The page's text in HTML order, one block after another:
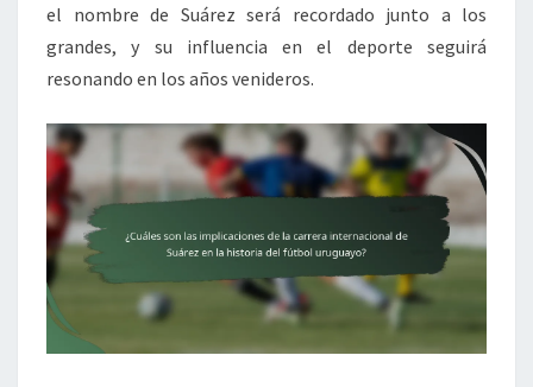
el nombre de Suárez será recordado junto a los
grandes, y su influencia en el deporte seguirá
resonando en los años venideros.